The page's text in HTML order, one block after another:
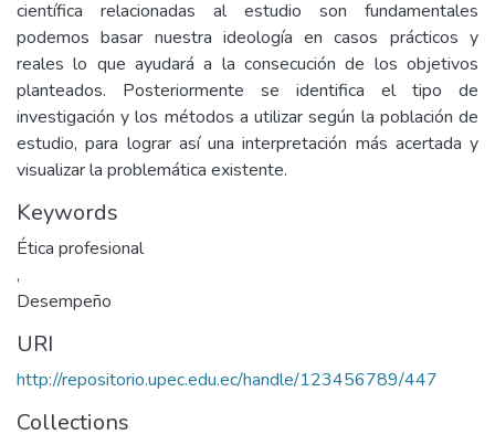
científica relacionadas al estudio son fundamentales
podemos basar nuestra ideología en casos prácticos y
reales lo que ayudará a la consecución de los objetivos
planteados. Posteriormente se identifica el tipo de
investigación y los métodos a utilizar según la población de
estudio, para lograr así una interpretación más acertada y
visualizar la problemática existente.
Keywords
Ética profesional
,
Desempeño
URI
http://repositorio.upec.edu.ec/handle/123456789/447
Collections